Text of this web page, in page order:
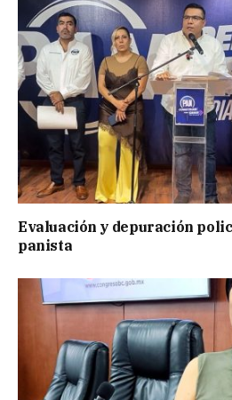
Evaluación y depuración
panista